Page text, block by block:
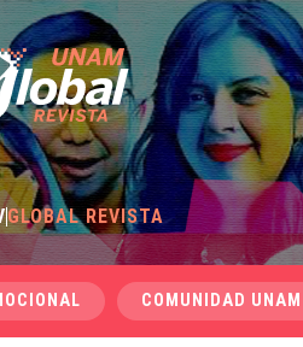
GLOBAL REVISTA
COMUNIDAD UNAM